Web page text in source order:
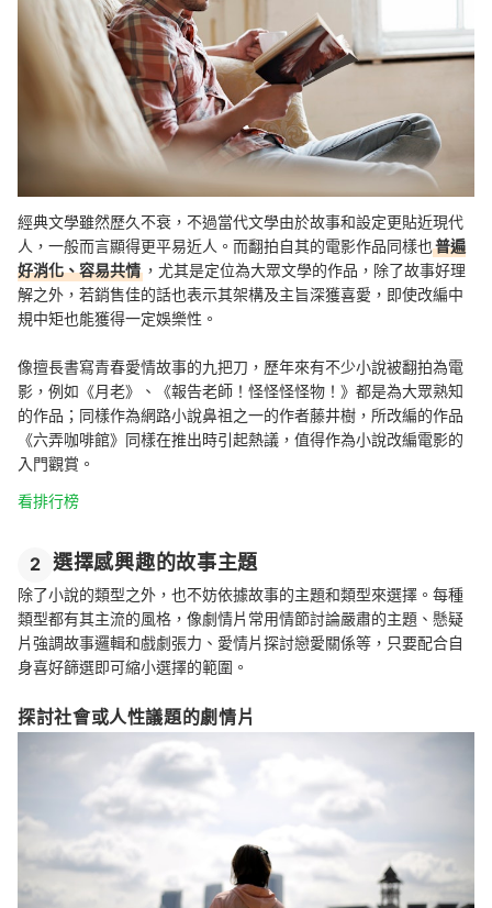
經典文學雖然歷久不衰，不過當代文學由於故事和設定更貼近現代
人，一般而言顯得更平易近人。而翻拍自其的電影作品同樣也普遍
好消化、容易共情 ，尤其是定位為大眾文學的作品，除了故事好理
解之外，若銷售佳的話也表示其架構及主旨深獲喜愛，即使改編中
規中矩也能獲得一定娛樂性。
像擅長書寫青春愛情故事的九把刀，歷年來有不少小說被翻拍為電
影，例如《月老》、《報告老師！怪怪怪怪物！》都是為大眾熟知
的作品；同樣作為網路小說鼻祖之一的作者藤井樹，所改編的作品
《六弄咖啡館》同樣在推出時引起熱議，值得作為小說改編電影的
入門觀賞。
看排行榜
2 選擇感興趣的故事主題
除了小說的類型之外，也不妨依據故事的主題和類型來選擇。每種
類型都有其主流的風格，像劇情片常用情節討論嚴肅的主題、懸疑
片強調故事邏輯和戲劇張力、愛情片探討戀愛關係等，只要配合自
身喜好篩選即可縮小選擇的範圍。
探討社會或人性議題的劇情片